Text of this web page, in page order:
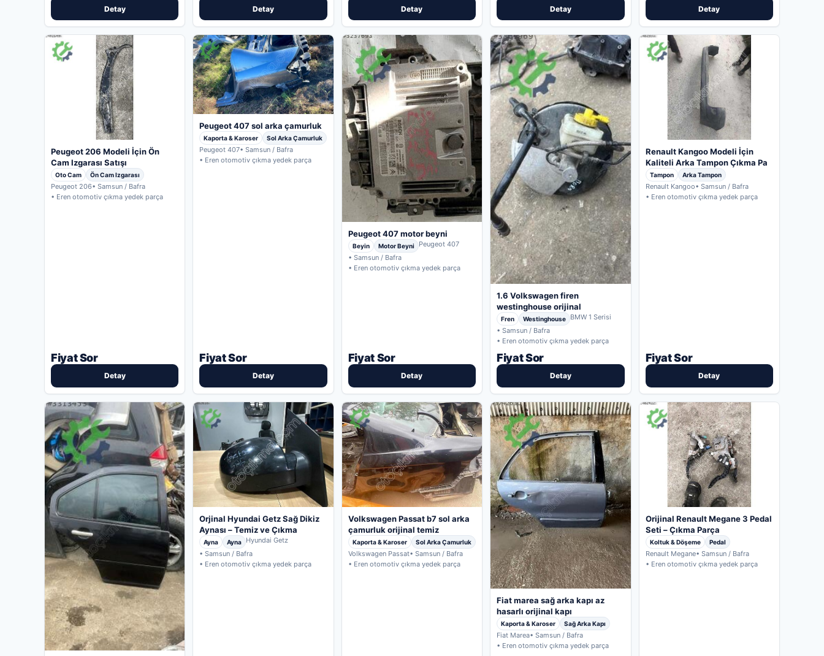
Detay Detay Detay Detay Detay
Peugeot 206 Modeli İçin Ön
Cam Izgarası Satışı
Oto Cam Ön Cam Izgarası
Peugeot 206• Samsun / Bafra
• Eren otomotiv çıkma yedek parça
Fiyat Sor
Detay
Peugeot 407 sol arka çamurluk
Kaporta & Karoser Sol Arka Çamurluk
Peugeot 407• Samsun / Bafra
• Eren otomotiv çıkma yedek parça
Fiyat Sor
Detay
Peugeot 407 motor beyni
Beyin Motor Beyni Peugeot 407
• Samsun / Bafra
• Eren otomotiv çıkma yedek parça
Fiyat Sor
Detay
1.6 Volkswagen firen
westinghouse orijinal
Fren Westinghouse
BMW 1 Serisi
• Samsun / Bafra
• Eren otomotiv çıkma yedek parça
Fiyat Sor
Detay
Renault Kangoo Modeli İçin
Kaliteli Arka Tampon Çıkma Pa
Tampon Arka Tampon
Renault Kangoo• Samsun / Bafra
• Eren otomotiv çıkma yedek parça
Fiyat Sor
Detay
Orjinal Hyundai Getz Sağ Dikiz
Aynası – Temiz ve Çıkma
Ayna Ayna
Hyundai Getz
• Samsun / Bafra
• Eren otomotiv çıkma yedek parça
Volkswagen Passat b7 sol arka
çamurluk orijinal temiz
Kaporta & Karoser Sol Arka Çamurluk
Volkswagen Passat• Samsun / Bafra
• Eren otomotiv çıkma yedek parça
Fiat marea sağ arka kapı az
hasarlı orijinal kapı
Kaporta & Karoser Sağ Arka Kapı
Fiat Marea• Samsun / Bafra
• Eren otomotiv çıkma yedek parça
Orijinal Renault Megane 3 Pedal
Seti – Çıkma Parça
Koltuk & Döşeme Pedal
Renault Megane• Samsun / Bafra
• Eren otomotiv çıkma yedek parça